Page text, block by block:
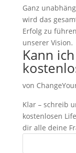
Ganz
wird das
Erfolg zu
unserer Vision.
Kann
von
Klar – schreib
kostenlosen
dir alle deine